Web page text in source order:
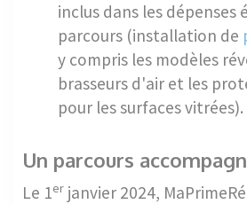
inclus dans les dépenses
parcours (installation de
y compris les modèles
brasseurs d'air et les
pour les surfaces vitrées).
Un parcours
Le 1er janvier 2024,